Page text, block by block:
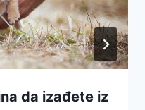
da izađete iz